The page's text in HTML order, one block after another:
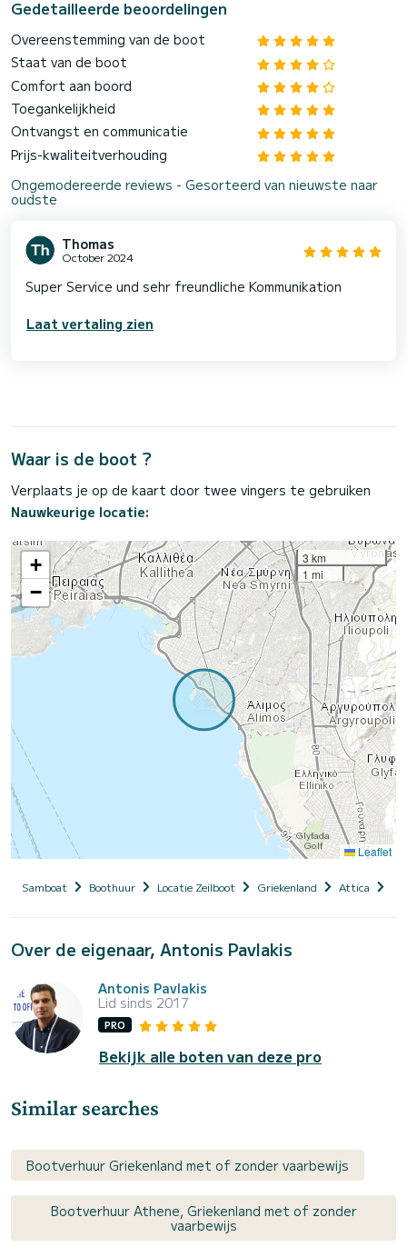
Gedetailleerde beoordelingen
Overeenstemming van de boot
Staat van de boot
Comfort aan boord
Toegankelijkheid
Ontvangst en communicatie
Prijs-kwaliteitverhouding
Ongemodereerde reviews - Gesorteerd van nieuwste naar
oudste
Thomas
October 2024
Super Service und sehr freundliche Kommunikation
Laat vertaling zien
Waar is de boot ?
Verplaats je op de kaart door twee vingers te gebruiken
Nauwkeurige locatie:
+
−
3 km
1 mi
Leaflet
Samboat Boothuur Locatie Zeilboot Griekenland Attica
Over de eigenaar, Antonis Pavlakis
Antonis Pavlakis
Lid sinds 2017
PRO
Bekijk alle boten van deze pro
Similar searches
Bootverhuur Griekenland met of zonder vaarbewijs
Bootverhuur Athene, Griekenland met of zonder
vaarbewijs